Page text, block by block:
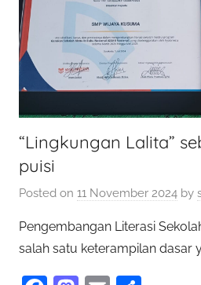
“Lingkungan Lalita”
puisi
Posted on 11 November 2024 by
Pengembangan Literasi
salah satu keterampilan dasar